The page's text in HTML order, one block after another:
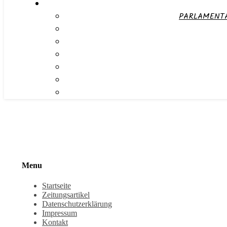
Menu
Startseite
Zeitungsartikel
Datenschutzerklärung
Impressum
Kontakt